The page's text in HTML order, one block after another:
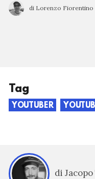
di Lorenzo Fiorentino
Tag
YOUTUBER
di